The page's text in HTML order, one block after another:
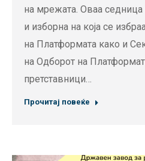
на мрежата. Оваа
и изборна на која се
на Платформата како и
на Одборот на
претставници…
Прочитај повеќе